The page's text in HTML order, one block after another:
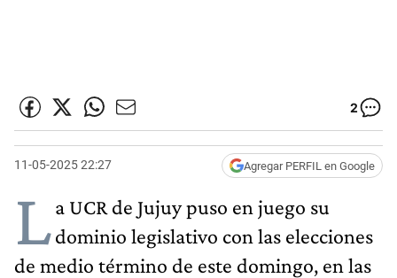
2
11-05-2025 22:27 Agregar PERFIL en Google
La UCR de Jujuy puso en juego su
dominio legislativo con las elecciones
de medio término de este domingo, en las